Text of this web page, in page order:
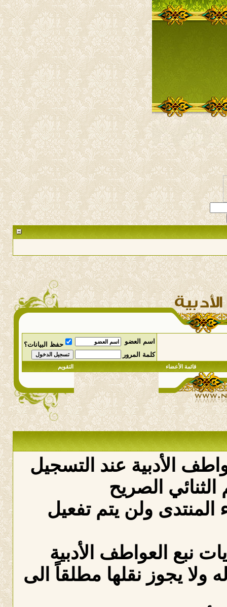
اسم العضو
حفظ البيانات؟
كلمة المرور
قائمة الأعضاء التقويم
الأدبية عند التسجيل
الصريح
ولن يتم تفعيل
نبع العواطف الأدبية
ولا يجوز نقلها مطلقاً الى